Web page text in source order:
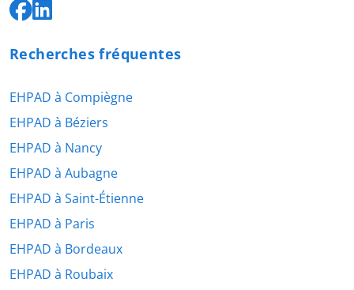
Recherches fréquentes
EHPAD à Compiègne
EHPAD à Béziers
EHPAD à Nancy
EHPAD à Aubagne
EHPAD à Saint-Étienne
EHPAD à Paris
EHPAD à Bordeaux
EHPAD à Roubaix